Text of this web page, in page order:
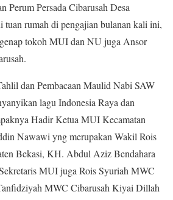
Perum Persada Cibarusah Desa
tuan rumah di pengajian bulanan kali ini,
tokoh MUI dan NU juga Ansor
dan Pembacaan Maulid Nabi SAW
lagu Indonesia Raya dan
Hadir Ketua MUI Kecamatan
Nawawi yng merupakan Wakil Rois
Bekasi, KH. Abdul Aziz Bendahara
MUI juga Rois Syuriah MWC
MWC Cibarusah Kiyai Dillah